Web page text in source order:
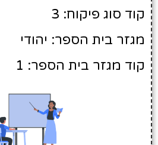
קוד סוג פיקוח: 3
מגזר בית הספר: יהודי
קוד מגזר בית הספר: 1